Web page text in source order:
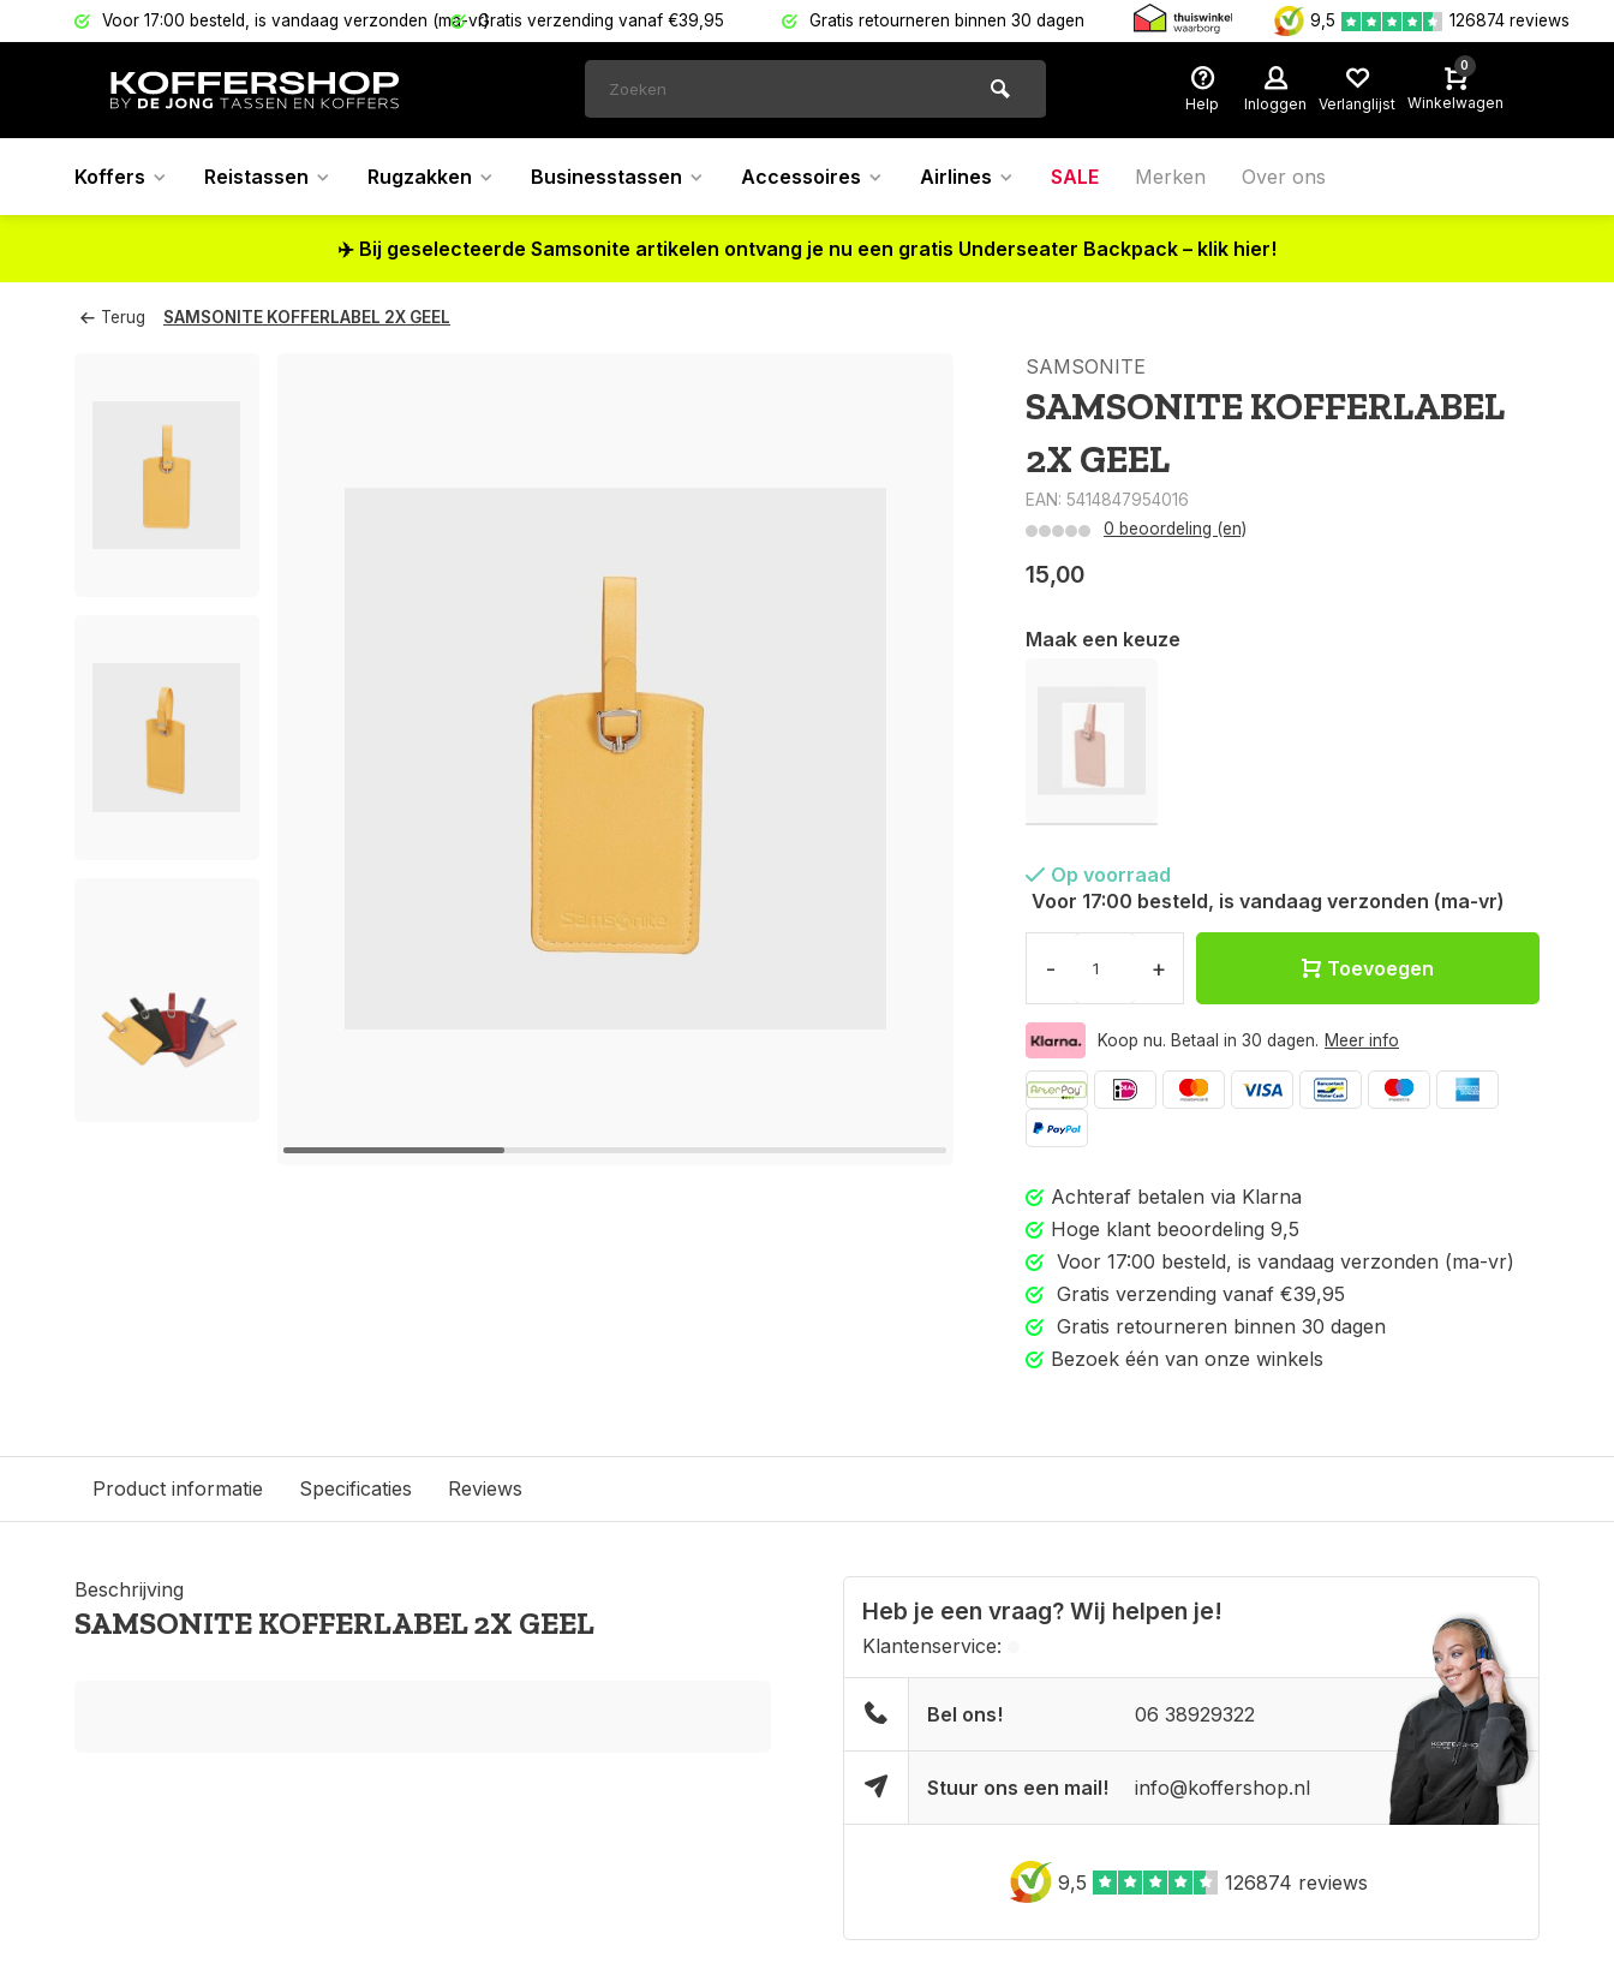
Voor 17:00 besteld, is vandaag verzonden (ma-vr)Gratis verzending vanaf €39,95 Gratis retourneren binnen 30 dagen 9,5 126874 reviews
Help Inloggen Verlanglijst
0
Winkelwagen
Koffers Reistassen Rugzakken Businesstassen Accessoires Airlines SALE Merken Over ons
✈️ Bij geselecteerde Samsonite artikelen ontvang je nu een gratis Underseater Backpack – klik hier!
Terug SAMSONITE KOFFERLABEL 2X GEEL
SAMSONITE
SAMSONITE KOFFERLABEL
2X GEEL
EAN: 5414847954016
0 beoordeling (en)
15,00
Maak een keuze
Op voorraad
Voor 17:00 besteld, is vandaag verzonden (ma-vr)
- + Toevoegen
Koop nu. Betaal in 30 dagen. Meer info
Achteraf betalen via Klarna
Hoge klant beoordeling 9,5
Voor 17:00 besteld, is vandaag verzonden (ma-vr)
Gratis verzending vanaf €39,95
Gratis retourneren binnen 30 dagen
Bezoek één van onze winkels
Product informatie Specificaties Reviews
Beschrijving
SAMSONITE KOFFERLABEL 2X GEEL Heb je een vraag? Wij helpen je!
Klantenservice:
Bel ons! 06 38929322
Stuur ons een mail! info@koffershop.nl
9,5 126874 reviews